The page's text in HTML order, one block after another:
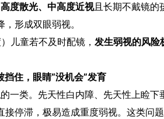
度散光、中高度近视且长期不戴镜的
形成双眼弱视。
儿童若不及时配镜， 发生弱视的风险
挡住，眼睛“没机会”发育
的一类。先天性白内障、先天性上睑
停滞，极易造成重度弱视。 这类问